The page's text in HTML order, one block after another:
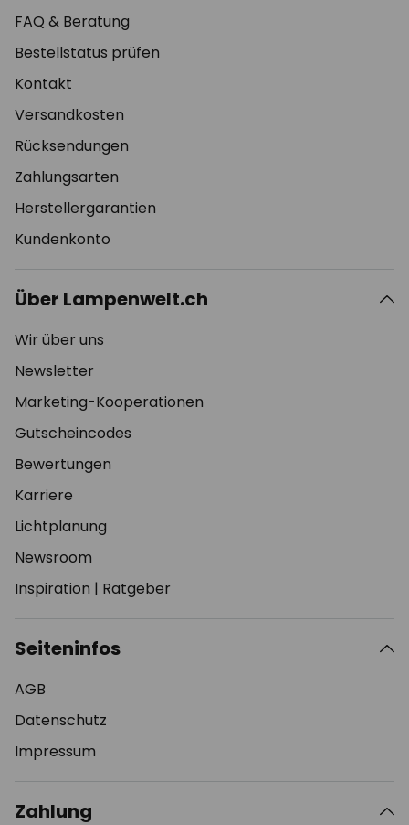
FAQ & Beratung
Bestellstatus prüfen
Kontakt
Versandkosten
Rücksendungen
Zahlungsarten
Herstellergarantien
Kundenkonto
Über Lampenwelt.ch
Wir über uns
Newsletter
Marketing-Kooperationen
Gutscheincodes
Bewertungen
Karriere
Lichtplanung
Newsroom
Inspiration | Ratgeber
Seiteninfos
AGB
Datenschutz
Impressum
Zahlung